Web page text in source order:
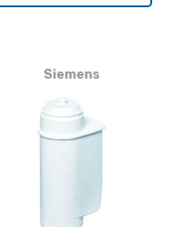
Siemens